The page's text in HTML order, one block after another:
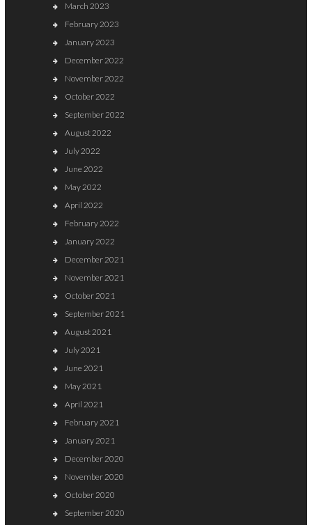
March 2023
February 2023
January 2023
December 2022
November 2022
October 2022
September 2022
August 2022
July 2022
June 2022
May 2022
April 2022
February 2022
January 2022
December 2021
November 2021
October 2021
September 2021
August 2021
July 2021
June 2021
May 2021
April 2021
February 2021
January 2021
December 2020
November 2020
October 2020
September 2020